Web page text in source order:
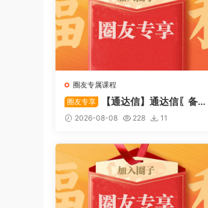
圈友专属课程
圈友专享
【通达信】通达信〖备
战龙妖〗副图/选股 精准捕捉龙头
2026-08-08 228 11